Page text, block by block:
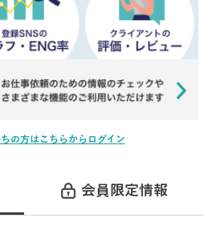
の方はこちらからログイン
会員限定情報